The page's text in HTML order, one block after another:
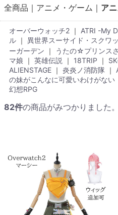
全商品 アニメ・ゲーム ア
オーバーウォッチ2 ｜ ATRI -My
ル ｜ 異世界スーサイド・スクワ
ーガーデン ｜ うたの☆プリンス
マ娘 ｜ 英雄伝説 ｜ 18TRIP ｜
ALIENSTAGE ｜ 炎炎ノ消防隊 ｜
の妹がこんなに可愛いわけがない
幻想RPG
82件の商品がみつかりました。